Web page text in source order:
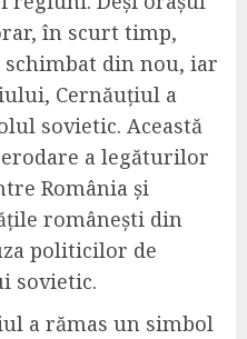
în scurt timp,
din nou, iar
Cernăuțiul a
sovietic. Această
a legăturilor
România și
românești din
politicilor de
sovietic.
a rămas un simbol